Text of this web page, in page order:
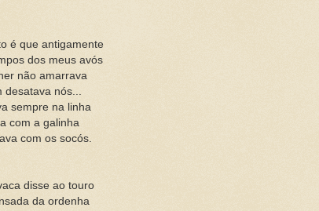
é que antigamente
dos meus avós
não amarrava
desatava nós...
sempre na linha
com a galinha
com os socós.
disse ao touro
da ordenha